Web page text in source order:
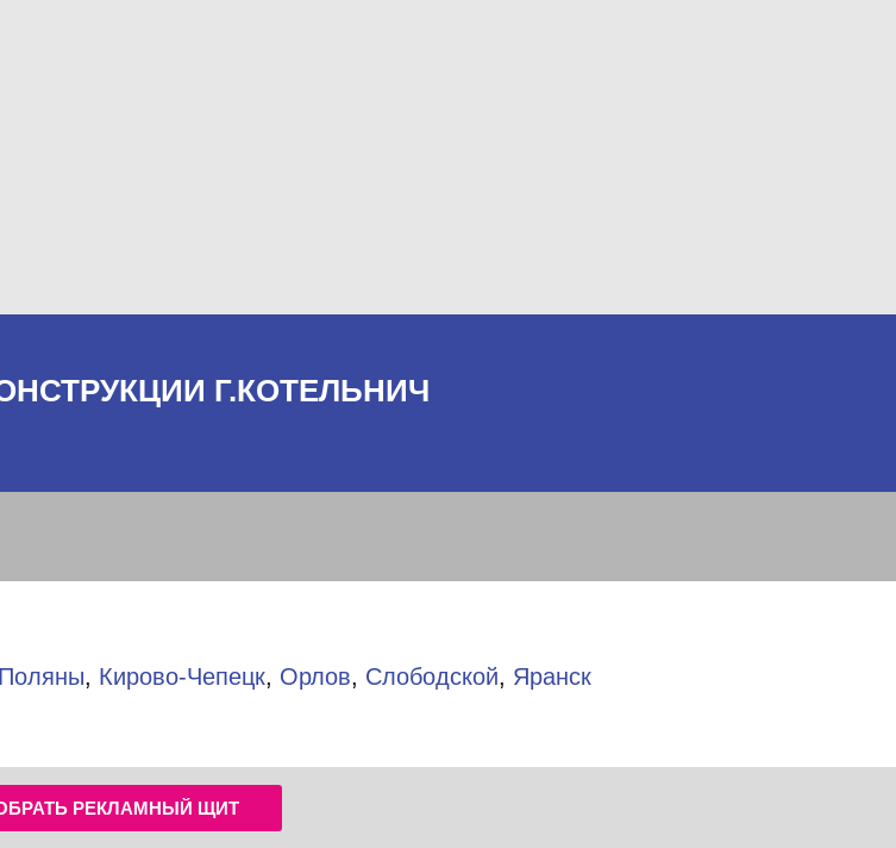
Г.КОТЕЛЬНИЧ
, Кирово-Чепецк, Орлов, Слободской, Яранск
РЕКЛАМНЫЙ ЩИТ